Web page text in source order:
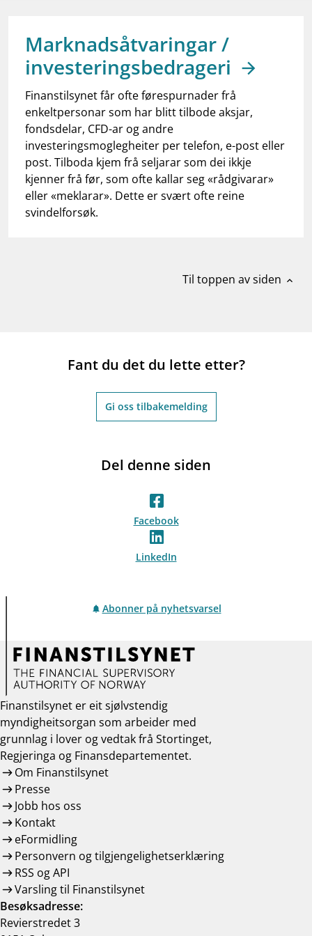
dashboardInformasjon for investorer
notifications_noneAbonner på nyhetsvarsel
Marknadsåtvaringar /
investeringsbedrageri
Finanstilsynet får ofte førespurnader frå
enkeltpersonar som har blitt tilbode aksjar,
fondsdelar, CFD-ar og andre
investeringsmoglegheiter per telefon, e-post eller
post. Tilboda kjem frå seljarar som dei ikkje
kjenner frå før, som ofte kallar seg «rådgivarar»
eller «meklarar». Dette er svært ofte reine
svindelforsøk.
Til toppen av siden expand_less
Fant du det du lette etter?
Gi oss tilbakemelding
Del denne siden
Facebook
LinkedIn
Abonner på nyhetsvarsel
Finanstilsynet er eit sjølvstendig
myndigheitsorgan som arbeider med
grunnlag i lover og vedtak frå Stortinget,
Regjeringa og Finansdepartementet.
Om Finanstilsynet
Presse
Jobb hos oss
Kontakt
eFormidling
Personvern og tilgjengelighetserklæring
RSS og API
Varsling til Finanstilsynet
Besøksadresse:
Revierstredet 3